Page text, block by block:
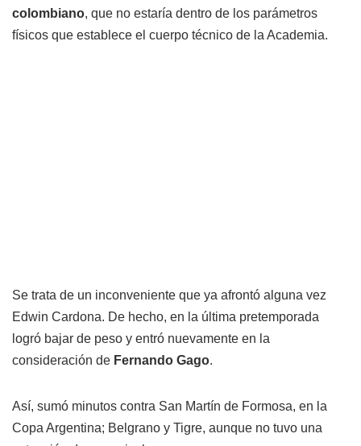
colombiano, que no estaría dentro de los parámetros
físicos que establece el cuerpo técnico de la Academia.
Se trata de un inconveniente que ya afrontó alguna vez
Edwin Cardona. De hecho, en la última pretemporada
logró bajar de peso y entró nuevamente en la
consideración de Fernando Gago.
Así, sumó minutos contra San Martín de Formosa, en la
Copa Argentina; Belgrano y Tigre, aunque no tuvo una